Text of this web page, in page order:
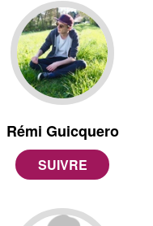
Rémi Guicquero